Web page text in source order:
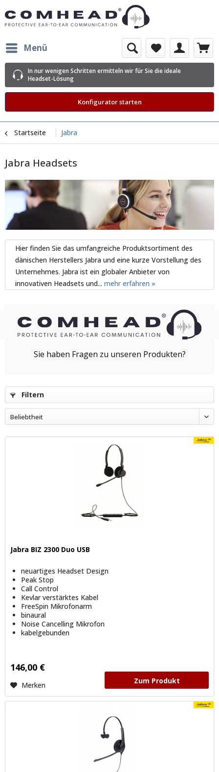
Menü
In nur wenigen Schritten ermitteln wir für Sie die ideale
Headset-Lösung
Konfigurator starten
Startseite Jabra
Jabra Headsets
Hier finden Sie das umfangreiche Produktsortiment des
dänischen Herstellers Jabra und eine kurze Vorstellung des
Unternehmes. Jabra ist ein globaler Anbieter von
innovativen Headsets und... mehr erfahren »
Filtern
Beliebtheit
Jabra BIZ 2300 Duo USB
neuartiges Headset Design
Peak Stop
Call Control
Kevlar verstärktes Kabel
FreeSpin Mikrofonarm
binaural
Noise Cancelling Mikrofon
kabelgebunden
146,00 €
Merken Zum Produkt